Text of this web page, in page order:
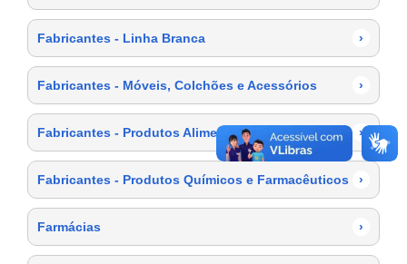
Fabricantes - Linha Branca ›
Fabricantes - Móveis, Colchões e Acessórios ›
Fabricantes - Produtos Alimentícios ›
Fabricantes - Produtos Químicos e Farmacêuticos ›
Farmácias ›